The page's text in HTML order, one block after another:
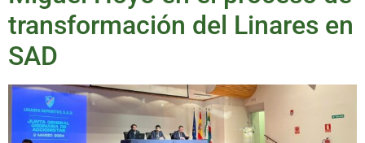
transformación del Linares en
SAD